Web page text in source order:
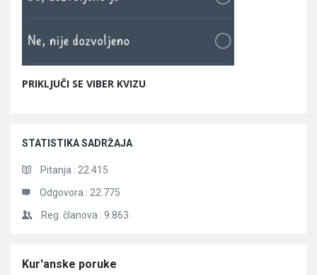
PRIKLJUČI SE VIBER KVIZU
STATISTIKA SADRŽAJA
Pitanja : 22.415
Odgovora : 22.775
Reg. članova : 9.863
Članci
Kur'anske poruke